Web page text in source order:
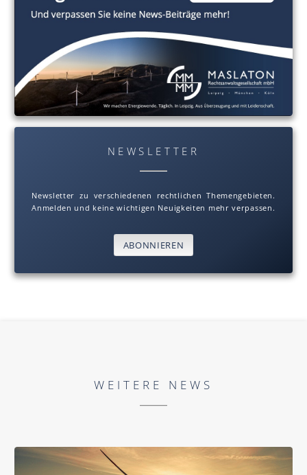
NEWSLETTER
Newsletter zu verschiedenen rechtlichen Themengebieten.
Anmelden und keine wichtigen Neuigkeiten mehr verpassen.
ABONNIEREN
WEITERE NEWS